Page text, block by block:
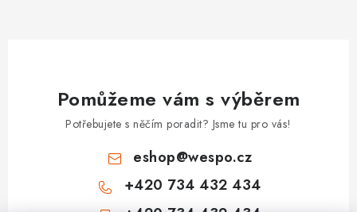
Pomůžeme vám s výběrem
Potřebujete s něčím poradit? Jsme tu pro vás!
eshop@wespo.cz
+420 734 432 434